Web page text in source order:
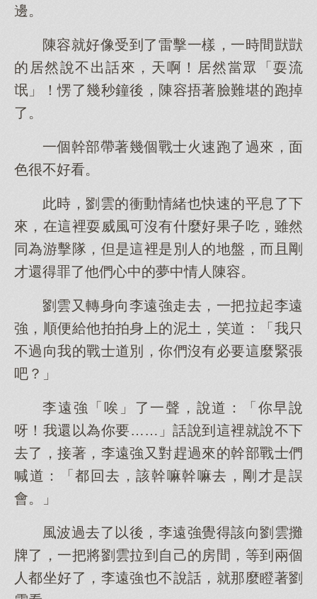
邊。
陳容就好像受到了雷擊一樣，一時間獃獃
的居然說不出話來，天啊！居然當眾「耍流
氓」！愣了幾秒鐘後，陳容捂著臉難堪的跑掉
了。
一個幹部帶著幾個戰士火速跑了過來，面
色很不好看。
此時，劉雲的衝動情緒也快速的平息了下
來，在這裡耍威風可沒有什麼好果子吃，雖然
同為游擊隊，但是這裡是別人的地盤，而且剛
才還得罪了他們心中的夢中情人陳容。
劉雲又轉身向李遠強走去，一把拉起李遠
強，順便給他拍拍身上的泥土，笑道：「我只
不過向我的戰士道別，你們沒有必要這麼緊張
吧？」
李遠強「唉」了一聲，說道：「你早說
呀！我還以為你要……」話說到這裡就說不下
去了，接著，李遠強又對趕過來的幹部戰士們
喊道：「都回去，該幹嘛幹嘛去，剛才是誤
會。」
風波過去了以後，李遠強覺得該向劉雲攤
牌了，一把將劉雲拉到自己的房間，等到兩個
人都坐好了，李遠強也不說話，就那麼瞪著劉